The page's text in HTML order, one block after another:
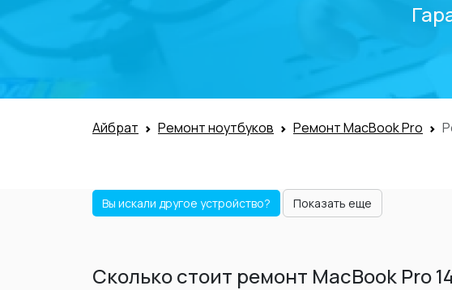
Айбрат Ремонт ноутбуков Ремонт MacBook Pro
Вы искали другое устройство? Показать еще
Сколько стоит ремонт MacBook Pro